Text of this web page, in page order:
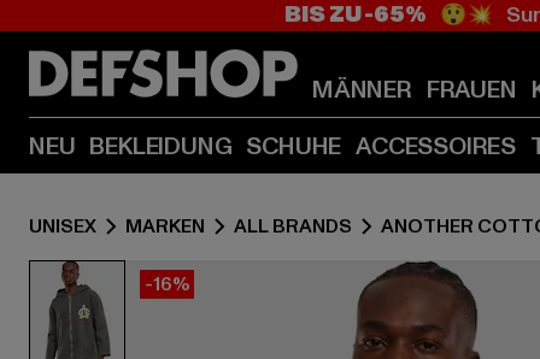
BIS ZU -65% 😲💥
MÄNNER FRAUEN
NEU BEKLEIDUNG SCHUHE ACCESSOIRES
UNISEX MARKEN ALL BRANDS ANOTHER
-16%